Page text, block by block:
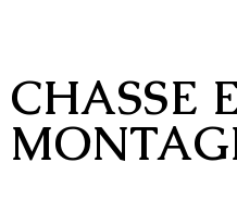
CHASSE